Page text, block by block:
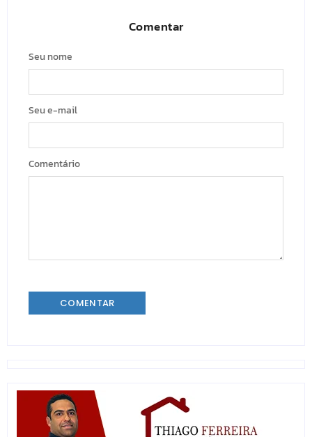
Comentar
Seu nome
Seu e-mail
Comentário